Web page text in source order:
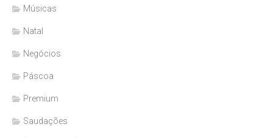
Músicas
Natal
Negócios
Páscoa
Premium
Saudações